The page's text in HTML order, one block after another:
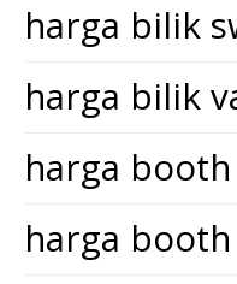
harga bilik
harga bilik
harga
harga booth